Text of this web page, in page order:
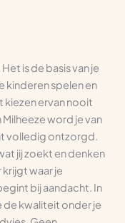
is de basis van je
kinderen spelen en
kiezen ervan nooit
Milheeze word je van
volledig ontzorgd.
jij zoekt en denken
waar je
bij aandacht. In
de kwaliteit onder je